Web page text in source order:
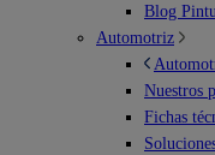
Blog
Automotriz
Nuestros
Fichas